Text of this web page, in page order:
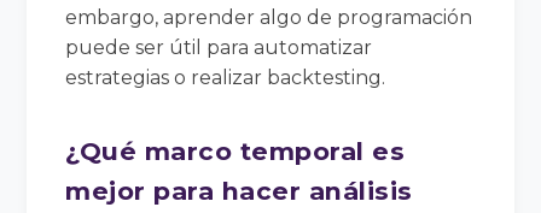
embargo, aprender algo de programación
puede ser útil para automatizar
estrategias o realizar backtesting.
¿Qué marco temporal es
mejor para hacer análisis